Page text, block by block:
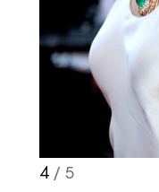
4/ 5